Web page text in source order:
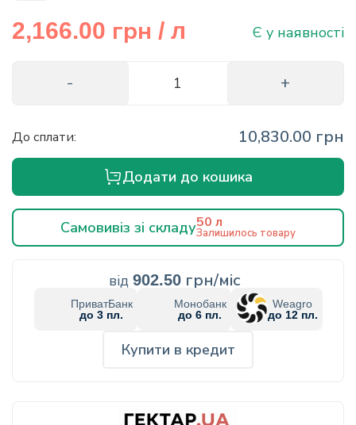
2,166.00 грн / л Є у наявності
До сплати: 10,830.00 грн
Додати до кошика
Самовивіз зі складу50 л
Залишилось товару
від 902.50 грн/міс
ПриватБанк
до 3 пл.
Монобанк
до 6 пл.
Weagro
до 12 пл.
Купити в кредит